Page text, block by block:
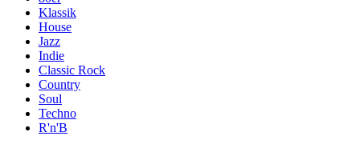
Klassik
House
Jazz
Indie
Classic Rock
Country
Soul
Techno
R'n'B